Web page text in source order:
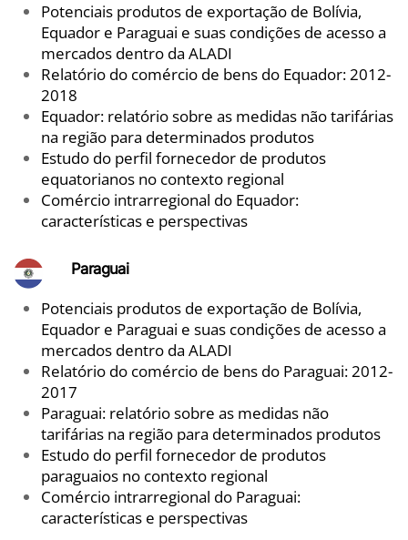
Potenciais produtos de exportação de Bolívia,
Equador e Paraguai e suas condições de acesso a
mercados dentro da ALADI
Relatório do comércio de bens do Equador: 2012-
2018
Equador: relatório sobre as medidas não tarifárias
na região para determinados produtos
Estudo do perfil fornecedor de produtos
equatorianos no contexto regional
Comércio intrarregional do Equador:
características e perspectivas
Paraguai
Potenciais produtos de exportação de Bolívia,
Equador e Paraguai e suas condições de acesso a
mercados dentro da ALADI
Relatório do comércio de bens do Paraguai: 2012-
2017
Paraguai: relatório sobre as medidas não
tarifárias na região para determinados produtos
Estudo do perfil fornecedor de produtos
paraguaios no contexto regional
Comércio intrarregional do Paraguai:
características e perspectivas